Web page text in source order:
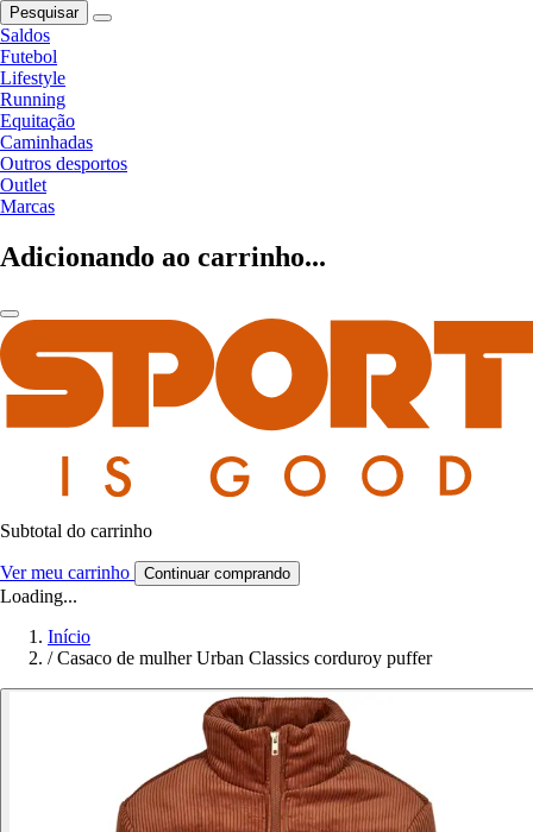
Pesquisar
Saldos
Futebol
Lifestyle
Running
Equitação
Caminhadas
Outros desportos
Outlet
Marcas
Adicionando ao carrinho...
Subtotal do carrinho
Ver meu carrinho Continuar comprando
Loading...
Início
/ Casaco de mulher Urban Classics corduroy puffer